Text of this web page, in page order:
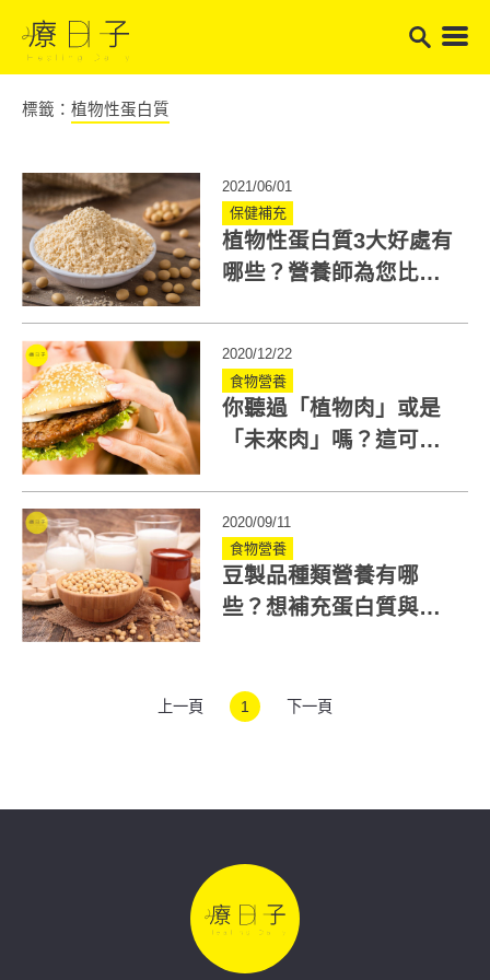
標籤： 植物性蛋白質
2021/06/01
保健補充
植物性蛋白質3大好處有
哪些？營養師為您比較
2020/12/22
食物營養
你聽過「植物肉」或是
「未來肉」嗎？這可是
2020/09/11
食物營養
豆製品種類營養有哪
些？想補充蛋白質與
上一頁 1 下一頁